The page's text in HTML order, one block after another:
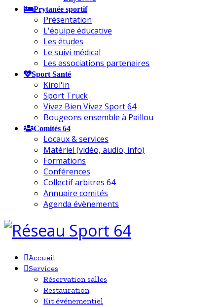
Prytanée sportif
Présentation
L'équipe éducative
Les études
Le suivi médical
Les associations partenaires
Sport Santé
Kirol'in
Sport Truck
Vivez Bien Vivez Sport 64
Bougeons ensemble à Paillou
Comités 64
Locaux & services
Matériel (vidéo, audio, info)
Formations
Conférences
Collectif arbitres 64
Annuaire comités
Agenda évènements
Accueil
Services
Réservation salles
Restauration
Kit événementiel